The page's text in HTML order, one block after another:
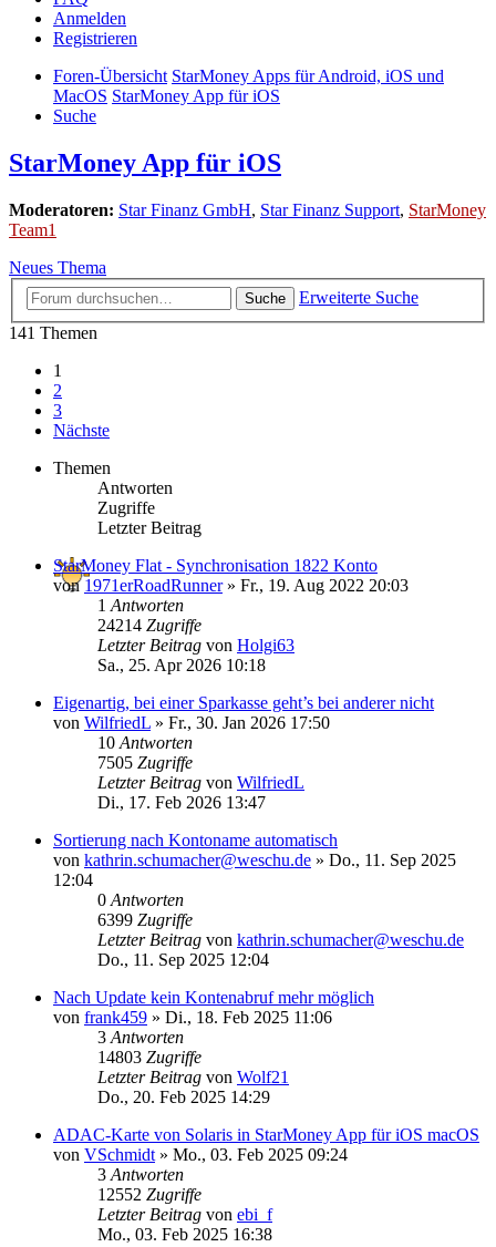
Anmelden
Registrieren
Foren-Übersicht StarMoney Apps für Android, iOS und
MacOS StarMoney App für iOS
Suche
StarMoney App für iOS
Moderatoren: Star Finanz GmbH, Star Finanz Support, StarMoney
Team1
Neues Thema
Suche
Erweiterte Suche
141 Themen
1
2
3
Nächste
Themen
Antworten
Zugriffe
Letzter Beitrag
StarMoney Flat - Synchronisation 1822 Konto
von1971erRoadRunner» Fr., 19. Aug 2022 20:03
1 Antworten
24214 Zugriffe
Letzter Beitrag von Holgi63
Sa., 25. Apr 2026 10:18
Eigenartig, bei einer Sparkasse geht’s bei anderer nicht
von WilfriedL » Fr., 30. Jan 2026 17:50
10 Antworten
7505 Zugriffe
Letzter Beitrag von WilfriedL
Di., 17. Feb 2026 13:47
Sortierung nach Kontoname automatisch
von kathrin.schumacher@weschu.de » Do., 11. Sep 2025
12:04
0 Antworten
6399 Zugriffe
Letzter Beitrag von kathrin.schumacher@weschu.de
Do., 11. Sep 2025 12:04
Nach Update kein Kontenabruf mehr möglich
von frank459 » Di., 18. Feb 2025 11:06
3 Antworten
14803 Zugriffe
Letzter Beitrag von Wolf21
Do., 20. Feb 2025 14:29
ADAC-Karte von Solaris in StarMoney App für iOS macOS
von VSchmidt » Mo., 03. Feb 2025 09:24
3 Antworten
12552 Zugriffe
Letzter Beitrag von ebi_f
Mo., 03. Feb 2025 16:38